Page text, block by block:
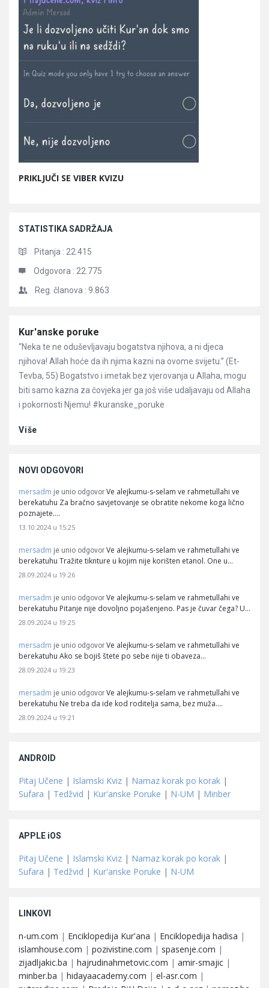
PRIKLJUČI SE VIBER KVIZU
STATISTIKA SADRŽAJA
Pitanja : 22.415
Odgovora : 22.775
Reg. članova : 9.863
Članci
Kur'anske poruke
“Neka te ne oduševljavaju bogatstva njihova, a ni djeca
njihova! Allah hoće da ih njima kazni na ovome svijetu.” (Et-
Tevba, 55) Bogatstvo i imetak bez vjerovanja u Allaha, mogu
biti samo kazna za čovjeka jer ga još više udaljavaju od Allaha
i pokornosti Njemu! #kuranske_poruke
Više
NOVI ODGOVORI
mersadm je unio odgovor Ve alejkumu-s-selam ve rahmetullahi ve
berekatuhu Za bračno savjetovanje se obratite nekome koga lično
poznajete.…
13.10.2024 u 15:25
mersadm je unio odgovor Ve alejkumu-s-selam ve rahmetullahi ve
berekatuhu Tražite tiknture u kojim nije korišten etanol. One u…
28.09.2024 u 19:26
mersadm je unio odgovor Ve alejkumu-s-selam ve rahmetullahi ve
berekatuhu Pitanje nije dovoljno pojašenjeno. Pas je čuvar čega? U…
28.09.2024 u 19:25
mersadm je unio odgovor Ve alejkumu-s-selam ve rahmetullahi ve
berekatuhu Ako se bojiš štete po sebe nije ti obaveza…
28.09.2024 u 19:23
mersadm je unio odgovor Ve alejkumu-s-selam ve rahmetullahi ve
berekatuhu Ne treba da ide kod roditelja sama, bez muža.…
28.09.2024 u 19:21
ANDROID
Pitaj Učene | Islamski Kviz | Namaz korak po korak |
Sufara | Tedžvid | Kur'anske Poruke | N-UM | Minber
APPLE iOS
Pitaj Učene | Islamski Kviz | Namaz korak po korak |
Sufara | Tedžvid | Kur'anske Poruke | N-UM
LINKOVI
n-um.com | Enciklopedija Kur'ana | Enciklopedija hadisa |
islamhouse.com | pozivistine.com | spasenje.com |
zijadljakic.ba | hajrudinahmetovic.com | amir-smajic |
minber.ba | hidayaacademy.com | el-asr.com |